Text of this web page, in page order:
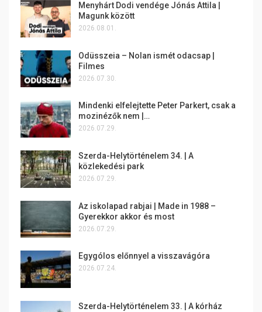
Menyhárt Dodi vendége Jónás Attila |
Magunk között
2026.08.01.
Odüsszeia – Nolan ismét odacsap |
Filmes
2026.07.30.
Mindenki elfelejtette Peter Parkert, csak a
mozinézők nem |…
2026.07.29.
Szerda-Helytörténelem 34. | A
közlekedési park
2026.07.29.
Az iskolapad rabjai | Made in 1988 –
Gyerekkor akkor és most
2026.07.29.
Egygólos előnnyel a visszavágóra
2026.07.24.
Szerda-Helytörténelem 33. | A kórház